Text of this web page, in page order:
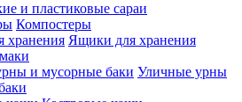
и пластиковые сараи
Компостеры
Ящики для хранения
Уличные урны